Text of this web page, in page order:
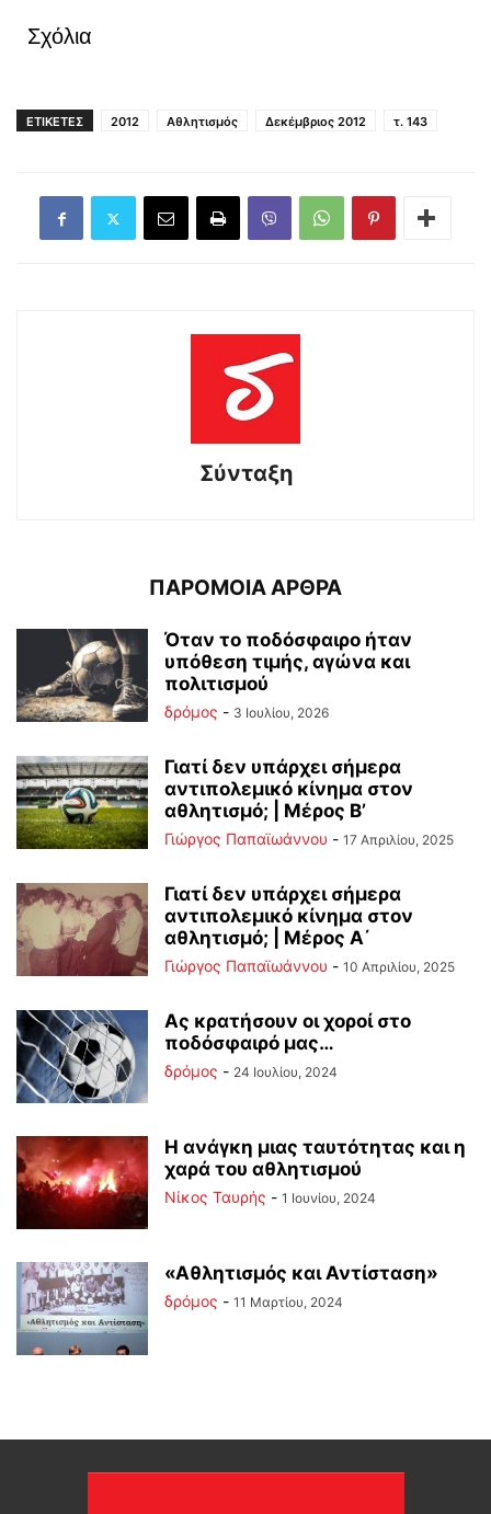
Σχόλια
ΕΤΙΚΕΤΕΣ 2012 Αθλητισμός Δεκέμβριος 2012 τ. 143
Σύνταξη
ΠΑΡΟΜΟΙΑ ΑΡΘΡΑ
Όταν το ποδόσφαιρο ήταν
υπόθεση τιμής, αγώνα και
πολιτισμού
δρόμος - 3 Ιουλίου, 2026
Γιατί δεν υπάρχει σήμερα
αντιπολεμικό κίνημα στον
αθλητισμό; | Μέρος Β’
Γιώργος Παπαϊωάννου - 17 Απριλίου, 2025
Γιατί δεν υπάρχει σήμερα
αντιπολεμικό κίνημα στον
αθλητισμό; | Μέρος Α΄
Γιώργος Παπαϊωάννου - 10 Απριλίου, 2025
Ας κρατήσουν οι χοροί στο
ποδόσφαιρό μας…
δρόμος - 24 Ιουλίου, 2024
Η ανάγκη μιας ταυτότητας και η
χαρά του αθλητισμού
Νίκος Ταυρής - 1 Ιουνίου, 2024
«Αθλητισμός και Αντίσταση»
δρόμος - 11 Μαρτίου, 2024